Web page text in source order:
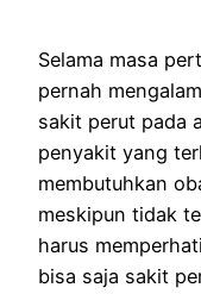
Selama masa
pernah
sakit perut pada
penyakit yang
membutuhkan
meskipun tidak
harus
bisa saja sakit